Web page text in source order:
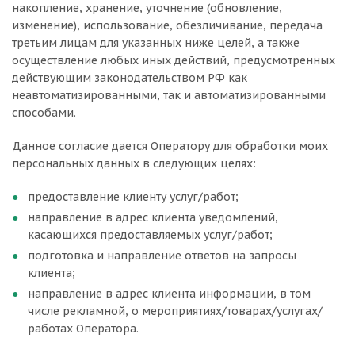
накопление, хранение, уточнение (обновление,
изменение), использование, обезличивание, передача
третьим лицам для указанных ниже целей, а также
осуществление любых иных действий, предусмотренных
действующим законодательством РФ как
неавтоматизированными, так и автоматизированными
способами.
Данное согласие дается Оператору для обработки моих
персональных данных в следующих целях:
предоставление клиенту услуг/работ;
направление в адрес клиента уведомлений,
касающихся предоставляемых услуг/работ;
подготовка и направление ответов на запросы
клиента;
направление в адрес клиента информации, в том
числе рекламной, о мероприятиях/товарах/услугах/
работах Оператора.